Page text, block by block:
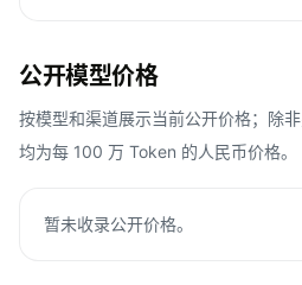
公开模型价格
按模型和渠道展示当前公开价格；除
均为每 100 万 Token 的人民币价格。
暂未收录公开价格。